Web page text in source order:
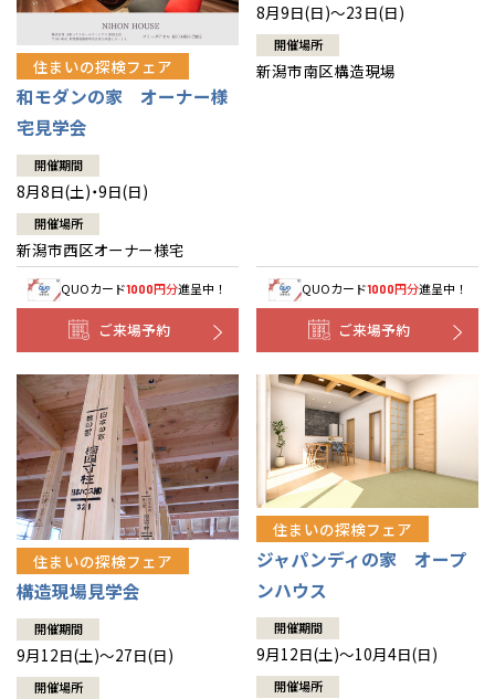
住まいの探検フェア
和モダンの家 オーナー様
宅見学会
開催期間
8月8日(土)・9日(日)
開催場所
新潟市西区オーナー様宅
QUOカード1000円分進呈中！
ご来場予約
8月9日(日)～23日(日)
開催場所
新潟市南区構造現場
QUOカード1000円分進呈中！
ご来場予約
住まいの探検フェア
構造現場見学会
開催期間
9月12日(土)～27日(日)
開催場所
住まいの探検フェア
ジャパンディの家 オープ
ンハウス
開催期間
9月12日(土)～10月4日(日)
開催場所